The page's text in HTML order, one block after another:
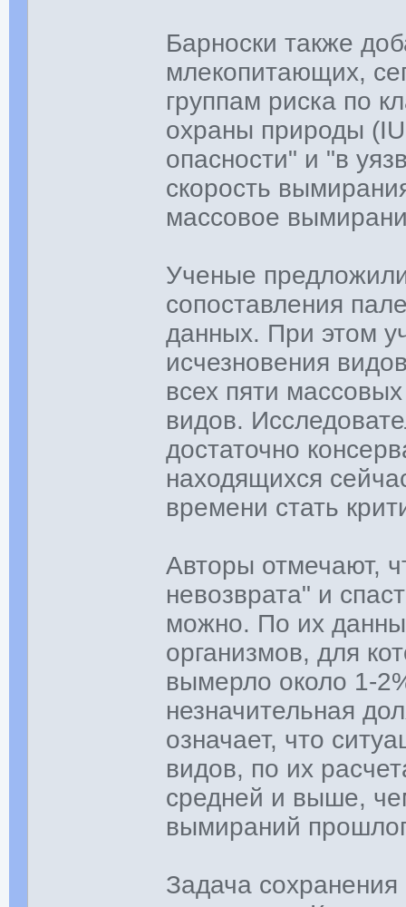
Барноски также
млекопитающих,
группам риска по
охраны природы
опасности" и "в
скорость
массовое
Ученые
сопоставления
данных. При этом
исчезновения
всех пяти
видов.
достаточно
находящихся
времени стать
Авторы отмечают,
невозврата" и
можно. По их
организмов, для
вымерло около 1-
незначительная
означает, что
видов, по их
средней и выше,
вымираний
Задача сохранения